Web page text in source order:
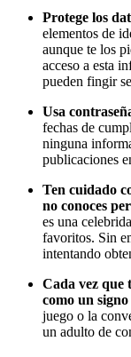
Protege los
elementos de
aunque te los
acceso a esta
pueden fingir
Usa
fechas de
ninguna
publicaciones
Ten cuidado
no conoces
es una
favoritos. Sin
intentando
Cada vez que
como un
juego o la
un adulto de